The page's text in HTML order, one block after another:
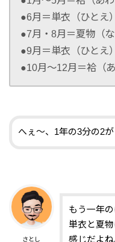
●6月＝単衣（ひとえ）
●7月・8月＝夏物（な
●9月＝単衣（ひとえ）
●10月〜12月＝袷（あ
へぇ〜、1年の3分の2が
さとし
もう一年の
単衣と夏
感じだよね